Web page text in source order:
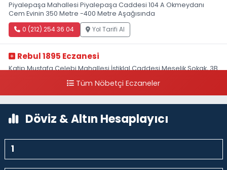
Piyalepaşa Mahallesi Piyalepaşa Caddesi 104 A Okmeydanı
Cem Evinin 350 Metre -400 Metre Aşağısında
0 (212) 254 36 04 Yol Tarifi Al
Rebul 1895 Eczanesi
Katip Mustafa Çelebi Mahallesi İstiklal Caddesi Meşelik Sokak, 3B
Tüm Nöbetçi Eczaneler
Döviz & Altın Hesaplayıcı